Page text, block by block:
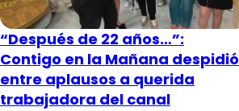
“Después de 22 años…”:
Contigo en la Mañana despidió
entre aplausos a querida
trabajadora del canal